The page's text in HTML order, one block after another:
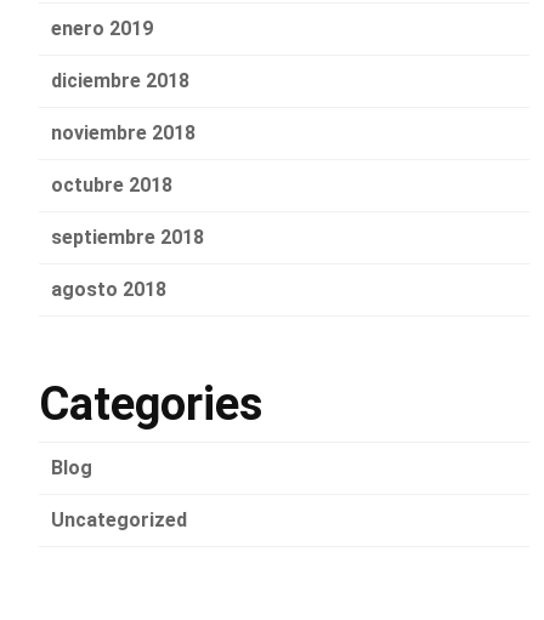
enero 2019
diciembre 2018
noviembre 2018
octubre 2018
septiembre 2018
agosto 2018
Categories
Blog
Uncategorized